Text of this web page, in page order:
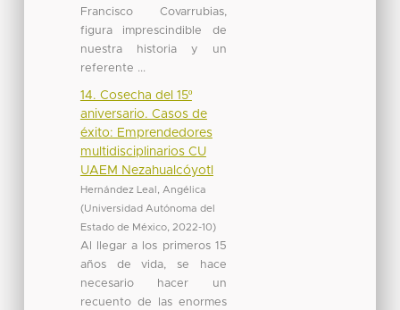
Francisco Covarrubias,
figura imprescindible de
nuestra historia y un
referente ...
14. Cosecha del 15º
aniversario. Casos de
éxito: Emprendedores
multidisciplinarios CU
UAEM Nezahualcóyotl
Hernández Leal, Angélica
(Universidad Autónoma del
Estado de México, 2022-10)
Al llegar a los primeros 15
años de vida, se hace
necesario hacer un
recuento de las enormes